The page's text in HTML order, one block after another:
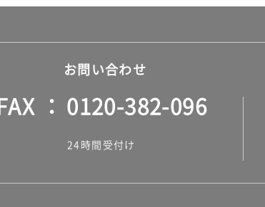
お問い合わせ
0120-382-096
24時間受付け